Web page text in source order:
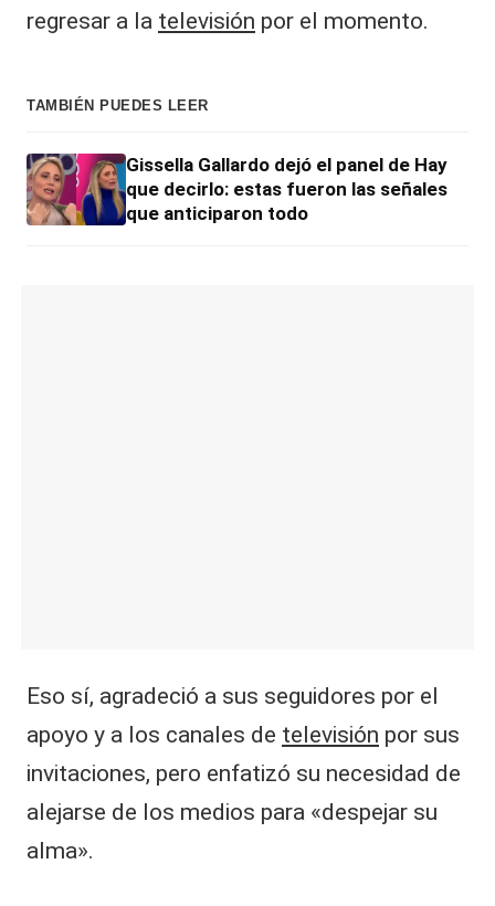
regresar a la televisión por el momento.
TAMBIÉN PUEDES LEER
Gissella Gallardo dejó el panel de Hay
que decirlo: estas fueron las señales
que anticiparon todo
Eso sí, agradeció a sus seguidores por el
apoyo y a los canales de televisión por sus
invitaciones, pero enfatizó su necesidad de
alejarse de los medios para «despejar su
alma».